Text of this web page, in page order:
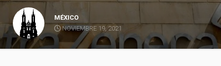
MÉXICO
NOVIEMBRE 19, 2021